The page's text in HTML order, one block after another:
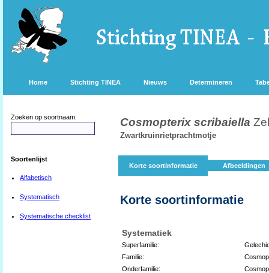
Home Stichting TINEA Nieuws Determineren
Zoeken op soortnaam:
Soortenlijst
Alfabetisch
Systematisch
Systematische checklist
Cosmopterix scribaiella
Zwartkruinrietprachtmotje
Korte soortinformatie Afbeeldingen
Korte soortinformatie
Systematiek
Superfamilie:
Familie:
Onderfamilie: